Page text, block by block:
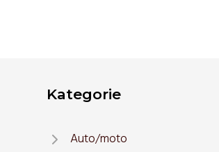
Kategorie
Auto/moto